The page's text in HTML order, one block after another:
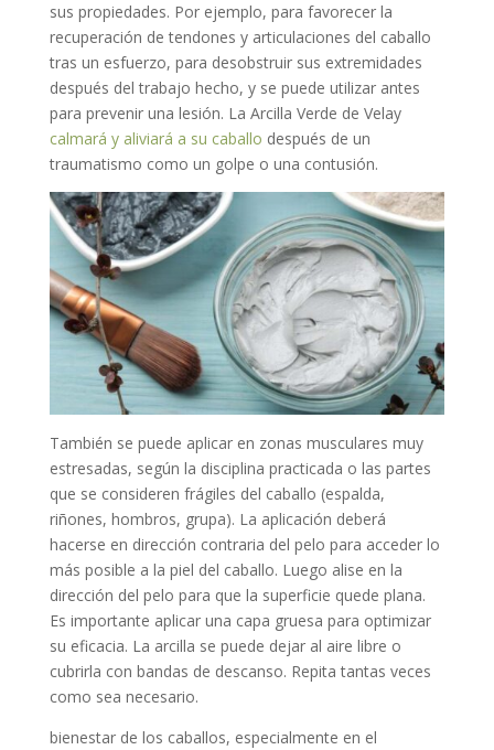
sus propiedades. Por ejemplo, para favorecer la
recuperación de tendones y articulaciones del caballo
tras un esfuerzo, para desobstruir sus extremidades
después del trabajo hecho, y se puede utilizar antes
para prevenir una lesión. La Arcilla Verde de Velay
calmará y aliviará a su caballo después de un
traumatismo como un golpe o una contusión.
También se puede aplicar en zonas musculares muy
estresadas, según la disciplina practicada o las partes
que se consideren frágiles del caballo (espalda,
riñones, hombros, grupa). La aplicación deberá
hacerse en dirección contraria del pelo para acceder lo
más posible a la piel del caballo. Luego alise en la
dirección del pelo para que la superficie quede plana.
Es importante aplicar una capa gruesa para optimizar
su eficacia. La arcilla se puede dejar al aire libre o
cubrirla con bandas de descanso. Repita tantas veces
como sea necesario.
bienestar de los caballos, especialmente en el